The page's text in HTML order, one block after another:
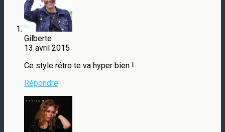
Gilberte
13 avril 2015
Ce style rétro te va hyper bien !
Répondre